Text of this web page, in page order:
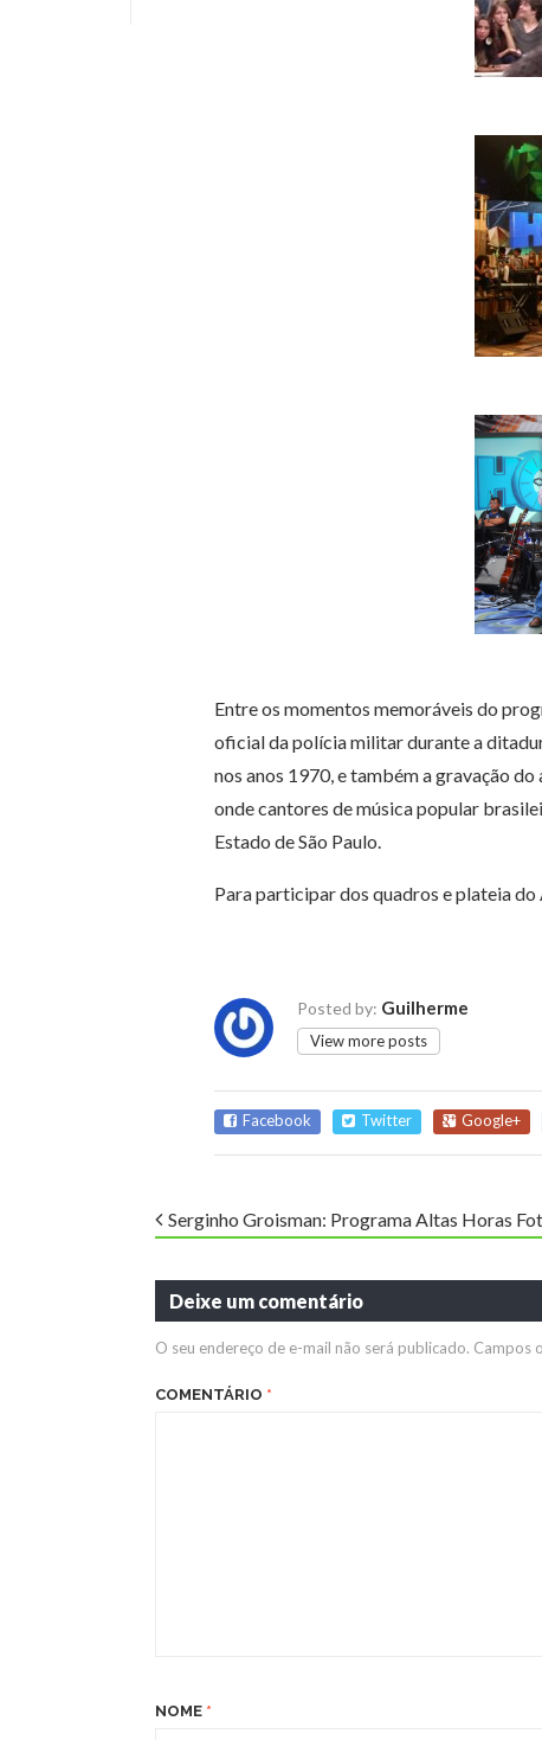
Entre os momentos memoráveis do
oficial da polícia militar durante a
nos anos 1970, e também a gravação
onde cantores de música popular
Estado de São Paulo.
Para participar dos quadros e plateia
Posted by: Guilherme
View more posts
Facebook Twitter Google+
Serginho Groisman: Programa Altas Horas
Deixe um comentário
O seu endereço de e-mail não será publicado. Campos
COMENTÁRIO *
NOME *